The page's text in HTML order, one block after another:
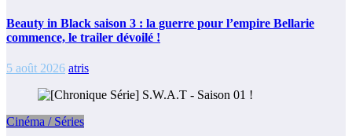
Beauty in Black saison 3 : la guerre pour l’empire Bellarie
commence, le trailer dévoilé !
5 août 2026 atris
Cinéma / Séries